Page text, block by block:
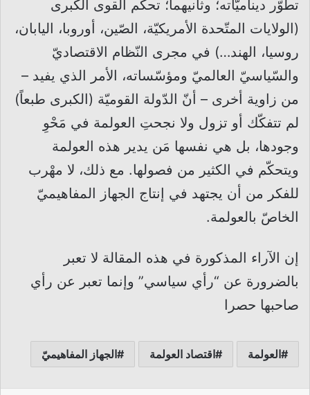
تطوّر ديناميّاته؛ وثانيهما؛ تحكُّم القوى الكبرى
(الولايات المتّحدة الأمريكيّة، الصّين، أوروبا، اليابان،
روسيا، الهند…) في مجرى النّظام الاقتصاديّ
والسّياسيّ العالميّ ومؤسّساته، الأمر الذي يفيد –
من زاوية أخرى – أنّ الدّولة القوميّة (الكبرى طبعاً)
لم تتفكّك أو تزول ولا نجحتِ العولمة في مَحْوِ
وجودها، بل هي نفسها مَن يدير هذه العولمة
ويتحكّم في الكثير من فصولها. مع ذلك، لا مهْرب
للفكر من أن يجتهد في إنتاج الجهاز المفاهيميّ
الخاصّ بالعولمة.
إن الآراء المذكورة في هذه المقالة لا تعبر
بالضرورة عن “رأي سياسي” وإنما تعبر عن رأي
صاحبها حصرا
العولمة اقتصاد العولمة الجهاز المفاهيميّ